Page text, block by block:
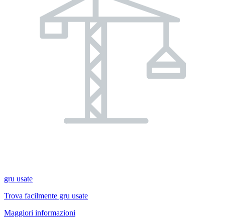
gru usate
Trova facilmente gru usate
Maggiori informazioni